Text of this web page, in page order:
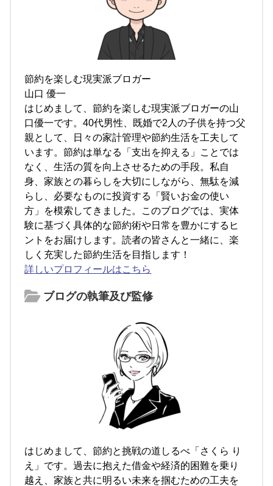
節約を楽しむ現実派ブロガー
山口 優一
はじめまして、節約を楽しむ現実派ブロガーの山
口優一です。40代男性、既婚で2人の子供を持つ父
親として、日々の家計管理や節約生活を工夫して
います。節約は単なる「支出を抑える」ことでは
なく、生活の質を向上させるための手段。私自
身、家族との暮らしを大切にしながら、無駄を減
らし、必要なものに投資する「賢いお金の使い
方」を模索してきました。このブログでは、実体
験に基づく具体的な節約術や日常を豊かにするヒ
ントをお届けします。読者の皆さんと一緒に、楽
しく充実した節約生活を目指します！
詳しいプロフィールはこちら
ブログの執筆及び監修
はじめまして、節約と挑戦の道しるべ「さくら り
え」です。過去に抱えた借金や経済的困難を乗り
越え、家族と共に明るい未来を掴むための工夫を